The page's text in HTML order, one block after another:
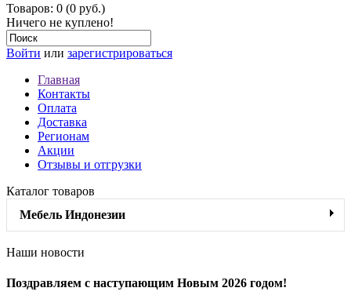
Товаров: 0 (0 руб.)
Ничего не куплено!
Войти или зарегистрироваться
Главная
Контакты
Оплата
Доставка
Регионам
Акции
Отзывы и отгрузки
Каталог товаров
Мебель Индонезии
Наши новости
Поздравляем с наступающим Новым 2026 годом!